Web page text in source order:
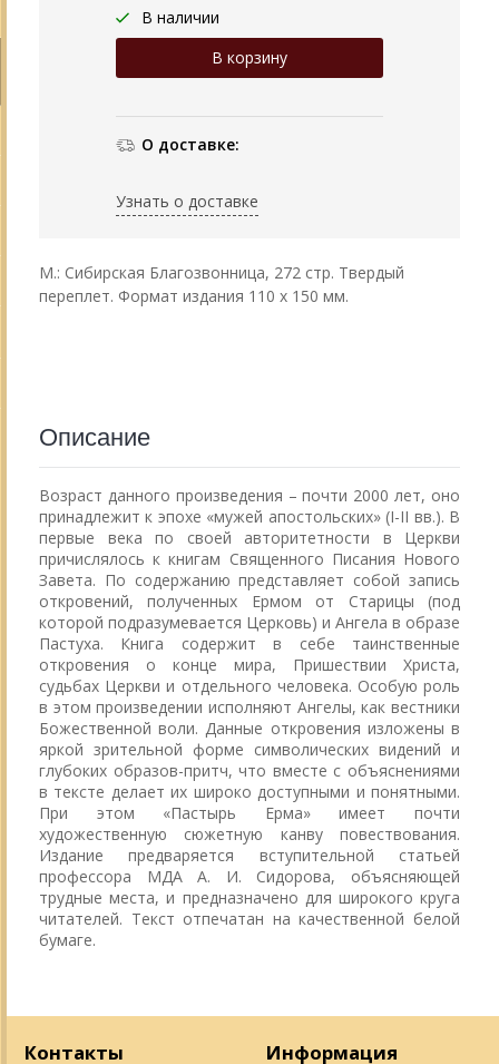
В наличии
О доставке:
Узнать о доставке
М.: Сибирская Благозвонница, 272 стр. Твердый
переплет. Формат издания 110 х 150 мм.
Описание
Возраст данного произведения – почти 2000 лет, оно
принадлежит к эпохе «мужей апостольских» (I-II вв.). В
первые века по своей авторитетности в Церкви
причислялось к книгам Священного Писания Нового
Завета. По содержанию представляет собой запись
откровений, полученных Ермом от Старицы (под
которой подразумевается Церковь) и Ангела в образе
Пастуха. Книга содержит в себе таинственные
откровения о конце мира, Пришествии Христа,
судьбах Церкви и отдельного человека. Особую роль
в этом произведении исполняют Ангелы, как вестники
Божественной воли. Данные откровения изложены в
яркой зрительной форме символических видений и
глубоких образов-притч, что вместе с объяснениями
в тексте делает их широко доступными и понятными.
При этом «Пастырь Ерма» имеет почти
художественную сюжетную канву повествования.
Издание предваряется вступительной статьей
профессора МДА А. И. Сидорова, объясняющей
трудные места, и предназначено для широкого круга
читателей. Текст отпечатан на качественной белой
бумаге.
Контакты Информация